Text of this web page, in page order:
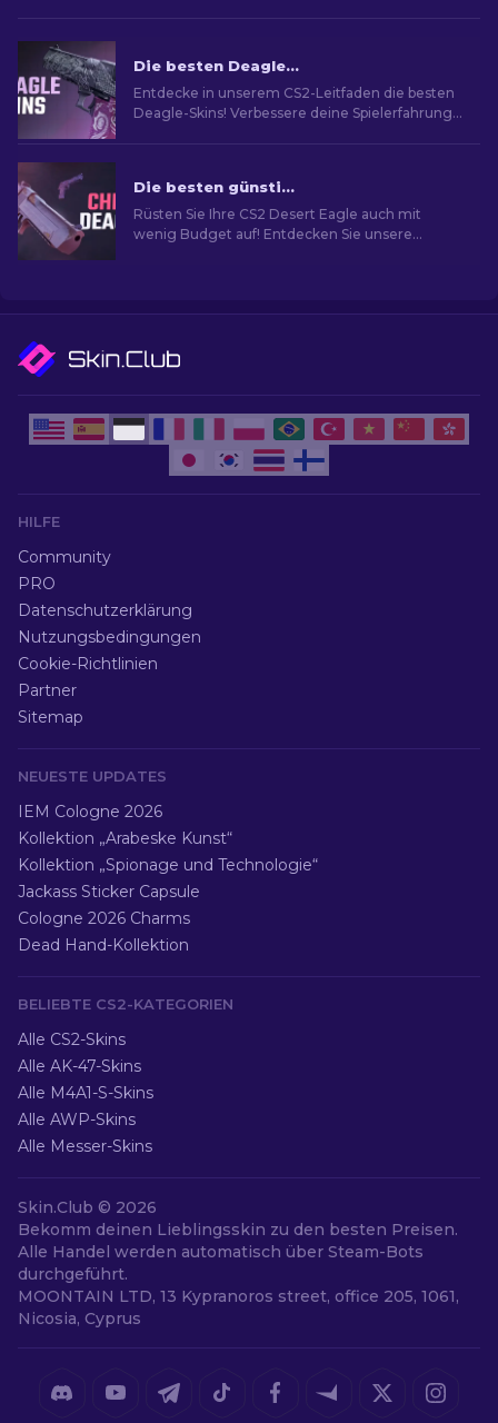
Die besten Deagle-Skins in CS2 [2026]
Entdecke in unserem CS2-Leitfaden die besten
Deagle-Skins! Verbessere deine Spielerfahrung,
Die besten günstigen Desert Eagle Skins im CS2
Rüsten Sie Ihre CS2 Desert Eagle auch mit
wenig Budget auf! Entdecken Sie unsere
HILFE
Community
PRO
Datenschutzerklärung
Nutzungsbedingungen
Cookie-Richtlinien
Partner
Sitemap
NEUESTE UPDATES
IEM Cologne 2026
Kollektion „Arabeske Kunst“
Kollektion „Spionage und Technologie“
Jackass Sticker Capsule
Cologne 2026 Charms
Dead Hand-Kollektion
BELIEBTE CS2-KATEGORIEN
Alle CS2-Skins
Alle AK-47-Skins
Alle M4A1-S-Skins
Alle AWP-Skins
Alle Messer-Skins
Skin.Club © 2026
Bekomm deinen Lieblingsskin zu den besten Preisen.
Alle Handel werden automatisch über Steam-Bots
durchgeführt.
MOONTAIN LTD, 13 Kypranoros street, office 205, 1061,
Nicosia, Cyprus